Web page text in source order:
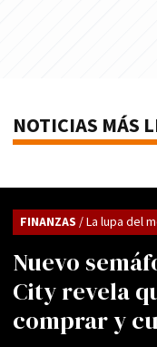
NOTICIAS MÁS
Nuevo
City revela
comprar y
FINANZAS / La lupa del